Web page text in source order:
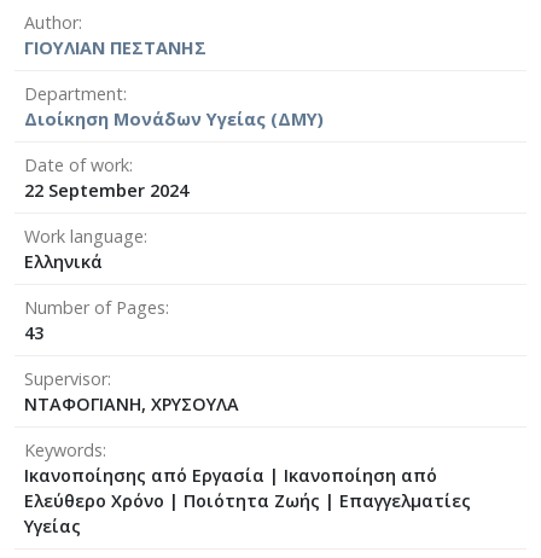
Author
ΓΙΟΥΛΙΑΝ ΠΕΣΤΑΝΗΣ
Department
Διοίκηση Μονάδων Υγείας (ΔΜΥ)
Date of work
22 September 2024
Work language
Ελληνικά
Number of Pages
43
Supervisor
ΝΤΑΦΟΓΙΑΝΗ, ΧΡΥΣΟΥΛΑ
Keywords
Ικανοποίησης από Εργασία | Ικανοποίηση από
Ελεύθερο Χρόνο | Ποιότητα Ζωής | Επαγγελματίες
Υγείας